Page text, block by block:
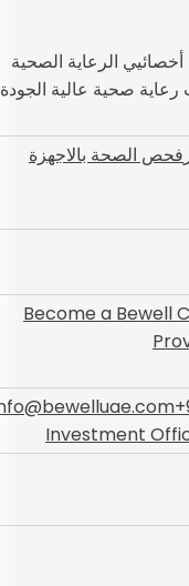
الرعاية الصحية
رعاية صحية عالية الجودة
فحص الصحة بالاجهزة
Become a Bewell
Investment